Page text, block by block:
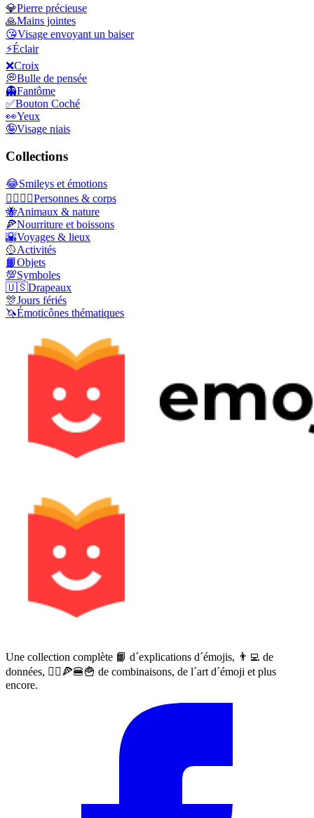
💎Pierre précieuse
🙏Mains jointes
😘Visage envoyant un baiser
⚡Éclair
❌Croix
💭Bulle de pensée
👻Fantôme
✅Bouton Coché
👀Yeux
🤪Visage niais
Collections
😂Smileys et émotions
👩‍❤️‍💋‍👨Personnes & corps
🐝Animaux & nature
🍕Nourriture et boissons
🌇Voyages & lieux
🥎Activités
📙Objets
💯Symboles
🇺🇸Drapeaux
🎊Jours fériés
🦄Émoticônes thématiques
Une collection complète 📙 d´explications d´émojis, 👨‍💻 de
données, 🙅‍♀️🍕🍔🍟 de combinaisons, de l´art d´émoji et plus
encore.